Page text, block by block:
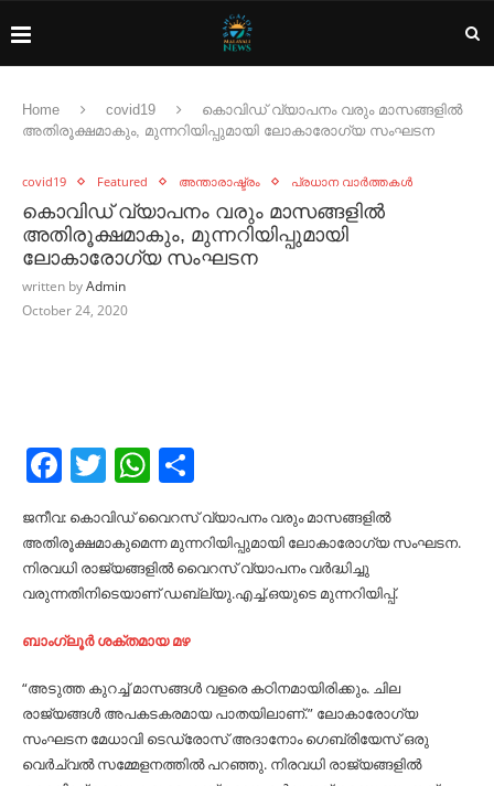
Home covid19
കൊവിഡ് വ്യാപനം വരും മാസങ്ങളില്‍
അതിരൂക്ഷമാകും, മുന്നറിയിപ്പുമായി ലോകാരോഗ്യ സംഘടന
covid19 Featured അന്താരാഷ്ട്രം പ്രധാന വാർത്തകൾ
കൊവിഡ് വ്യാപനം വരും മാസങ്ങളില്‍
അതിരൂക്ഷമാകും, മുന്നറിയിപ്പുമായി
ലോകാരോഗ്യ സംഘടന
written byAdmin
October 24, 2020
Facebook
TwitterWhatsApp
ജനീവ: കൊവിഡ് വെെറസ് വ്യാപനം വരും മാസങ്ങളില്‍
അതിരൂക്ഷമാകുമെന്ന മുന്നറിയിപ്പുമായി ലോകാരോഗ്യ സംഘടന.
നിരവധി രാജ്യങ്ങളില്‍ വെെറസ് വ്യാപനം വര്‍ദ്ധിച്ചു
വരുന്നതിനിടെയാണ് ഡബ്ല്യു.എച്ച്‌.ഒയുടെ മുന്നറിയിപ്പ്.
ബാംഗ്ലൂർ ശക്തമായ മഴ
“അടുത്ത കുറച്ച്‌ മാസങ്ങള്‍ വളരെ കഠിനമായിരിക്കും. ചില
രാജ്യങ്ങള്‍ അപകടകരമായ പാതയിലാണ്.” ലോകാരോഗ്യ
സംഘടന മേധാവി ടെഡ്രോസ് അദാനോം ഗെബ്രിയേസ് ഒരു
വെര്‍ച്വല്‍ സമ്മേളനത്തില്‍ പറഞ്ഞു. നിരവധി രാജ്യങ്ങളില്‍